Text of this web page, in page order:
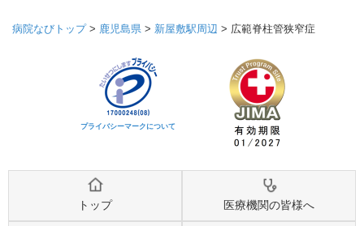
病院なびトップ> 鹿児島県 > 新屋敷駅周辺 > 広範脊柱管狭窄症
プライバシーマークについて
トップ 医療機関の皆様へ